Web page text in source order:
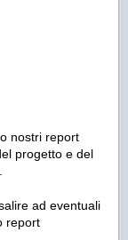
nostri report
progetto e del
ad eventuali
report